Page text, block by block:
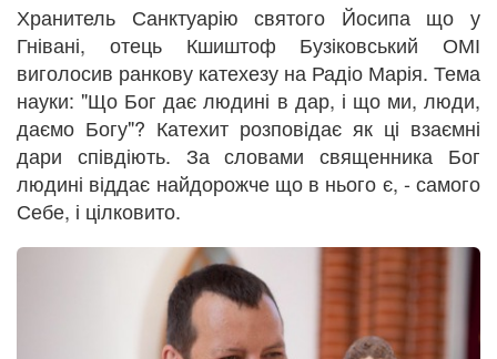
Хранитель Санктуарію святого Йосипа що у
Гнівані, отець Кшиштоф Бузіковський ОМІ
виголосив ранкову катехезу на Радіо Марія. Тема
науки: "Що Бог дає людині в дар, і що ми, люди,
даємо Богу"? Катехит розповідає як ці взаємні
дари співдіють. За словами священника Бог
людині віддає найдорожче що в нього є, - самого
Себе, і цілковито.